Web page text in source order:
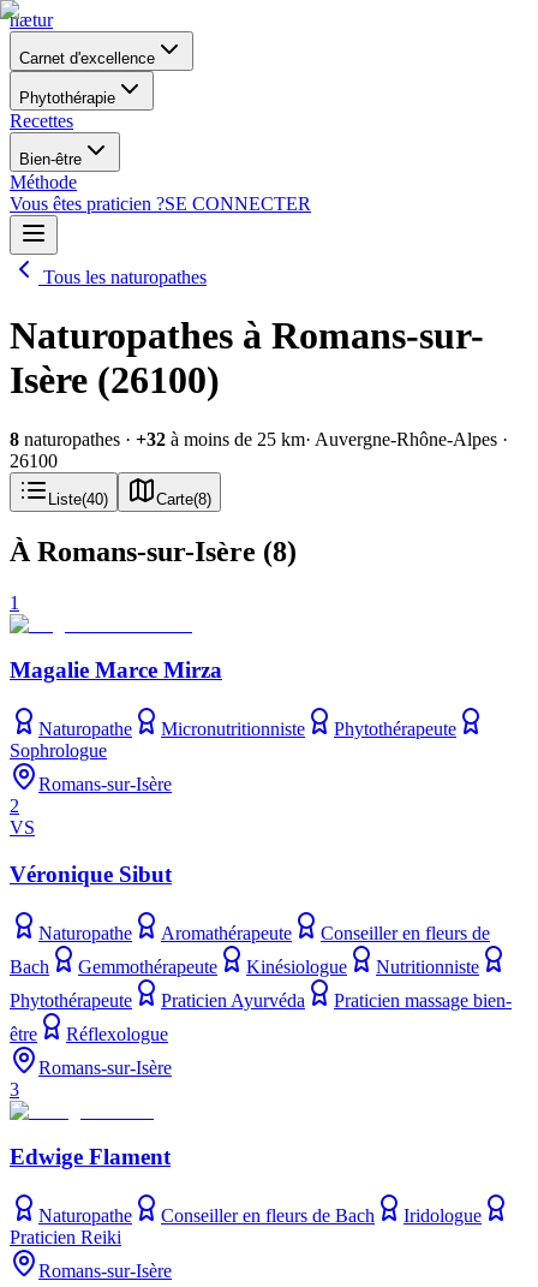
nætur
Carnet d'excellence
Phytothérapie
Recettes
Bien-être
Méthode
Vous êtes praticien ?SE CONNECTER
Tous les naturopathes
Naturopathes à Romans-sur-
Isère (26100)
8 naturopathes · +32 à moins de 25 km· Auvergne-Rhône-Alpes ·
26100
Liste(40) Carte(8)
À Romans-sur-Isère (8)
1
Magalie Marce Mirza
Naturopathe Micronutritionniste
Phytothérapeute
Sophrologue
Romans-sur-Isère
2
VS
Véronique Sibut
Naturopathe Aromathérapeute
Conseiller en fleurs de
Bach
Gemmothérapeute Kinésiologue
Nutritionniste
Phytothérapeute
Praticien Ayurvéda
Praticien massage bien-
être
Réflexologue
Romans-sur-Isère
3
Edwige Flament
Naturopathe Conseiller en fleurs de Bach
Iridologue
Praticien Reiki
Romans-sur-Isère